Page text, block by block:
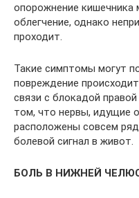
опорожнение кишечника
облегчение, однако
проходит.
Такие симптомы могут
повреждение
связи с блокадой
том, что нервы, идущие
расположены совсем
болевой сигнал в живот.
БОЛЬ В НИЖНЕЙ